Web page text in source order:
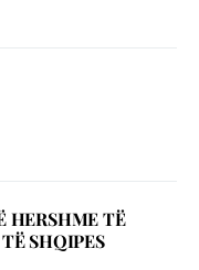
HERSHME TË
SHQIPES